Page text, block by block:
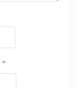
*